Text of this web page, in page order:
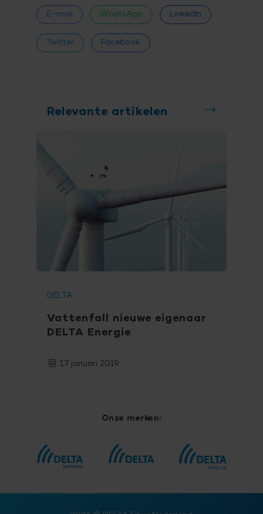
E-mail WhatsApp LinkedIn
Twitter Facebook
Relevante artikelen
DELTA
Vattenfall nieuwe eigenaar
DELTA Energie
17 januari 2019
Onze merken: